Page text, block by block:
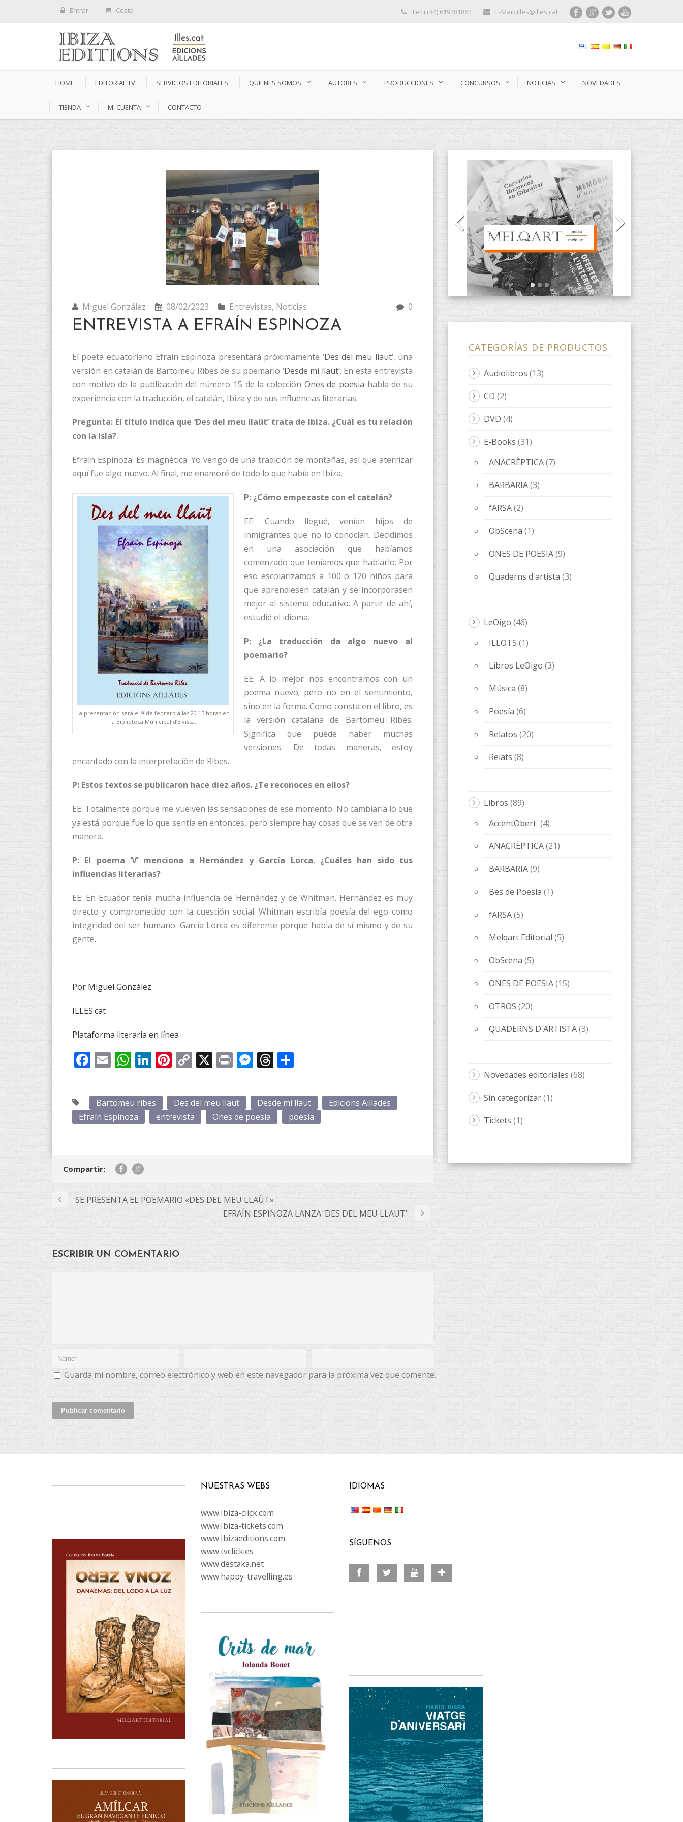
Entrar Cesta Tel: (+34) 619281862 E-Mail: illes@illes.cat
HOME EDITORIAL TV SERVICIOS EDITORIALES QUIENES SOMOS AUTORES PRODUCCIONES CONCURSOS NOTICIAS NOVEDADES
TIENDA MI CUENTA CONTACTO
Miguel González 08/02/2023 Entrevistas, Noticias 0
ENTREVISTA A EFRAÍN ESPINOZA
El poeta ecuatoriano Efraín Espinoza presentará próximamente ‘Des del meu llaüt‘, una
versión en catalán de Bartomeu Ribes de su poemario ‘Desde mi llaüt‘. En esta entrevista
con motivo de la publicación del número 15 de la colección Ones de poesia habla de su
experiencia con la traducción, el catalán, Ibiza y de sus influencias literarias.
Pregunta: El título indica que ‘Des del meu llaüt’ trata de Ibiza. ¿Cuál es tu relación
con la isla?
Efraín Espinoza: Es magnética. Yo vengo de una tradición de montañas, así que aterrizar
aquí fue algo nuevo. Al final, me enamoré de todo lo que había en Ibiza.
La presentación será el 9 de febrero a las 20.15 horas en
la Biblioteca Municipal d’Eivissa.
P: ¿Cómo empezaste con el catalán?
EE: Cuando llegué, venían hijos de
inmigrantes que no lo conocían. Decidimos
en una asociación que habíamos
comenzado que teníamos que hablarlo. Por
eso escolarizamos a 100 o 120 niños para
que aprendiesen catalán y se incorporasen
mejor al sistema educativo. A partir de ahí,
estudié el idioma.
P: ¿La traducción da algo nuevo al
poemario?
EE: A lo mejor nos encontramos con un
poema nuevo; pero no en el sentimiento,
sino en la forma. Como consta en el libro, es
la versión catalana de Bartomeu Ribes.
Significa que puede haber muchas
versiones. De todas maneras, estoy
encantado con la interpretación de Ribes.
P: Estos textos se publicaron hace diez años. ¿Te reconoces en ellos?
EE: Totalmente porque me vuelven las sensaciones de ese momento. No cambiaría lo que
ya está porque fue lo que sentía en entonces, pero siempre hay cosas que se ven de otra
manera.
P: El poema ‘V’ menciona a Hernández y García Lorca. ¿Cuáles han sido tus
influencias literarias?
EE: En Ecuador tenía mucha influencia de Hernández y de Whitman. Hernández es muy
directo y comprometido con la cuestión social. Whitman escribía poesía del ego como
integridad del ser humano. García Lorca es diferente porque habla de sí mismo y de su
gente.
Por Miguel González
ILLES.cat
Plataforma literaria en línea
Facebook
EmailWhatsApp
LinkedIn
Pinterest
Copy
X PrintMessenger
Threads
Bartomeu ribes Des del meu llaüt Desde mi llaüt
Edicions Aïllades
Efraín Espinoza
entrevista Ones de poesia poesía
Compartir:
SE PRESENTA EL POEMARIO «DES DEL MEU LLAÜT»
EFRAÍN ESPINOZA LANZA ‘DES DEL MEU LLAÜT’
ESCRIBIR UN COMENTARIO
Guarda mi nombre, correo electrónico y web en este navegador para la próxima vez que comente.
CATEGORÍAS DE PRODUCTOS
Audiolibros (13)
CD (2)
DVD (4)
E-Books (31)
ANACRÈPTICA(7)
BARBARIA(3)
fARSA(2)
ObScena (1)
ONES DE POESIA(9)
Quaderns d'artista (3)
LeOigo (46)
ILLOTS (1)
Libros LeOigo (3)
Música (8)
Poesía (6)
Relatos (20)
Relats (8)
Libros (89)
AccentObert' (4)
ANACRÈPTICA(21)
BARBARIA(9)
Bes de Poesía (1)
fARSA(5)
Melqart Editorial (5)
ObScena (5)
ONES DE POESIA(15)
OTROS (20)
QUADERNS D'ARTISTA(3)
Novedades editoriales (68)
Sin categorizar(1)
Tickets (1)
NUESTRAS WEBS
www.Ibiza-click.com
www.Ibiza-tickets.com
www.Ibizaeditions.com
www.tvclick.es
www.destaka.net
www.happy-travelling.es
IDIOMAS
SÍGUENOS